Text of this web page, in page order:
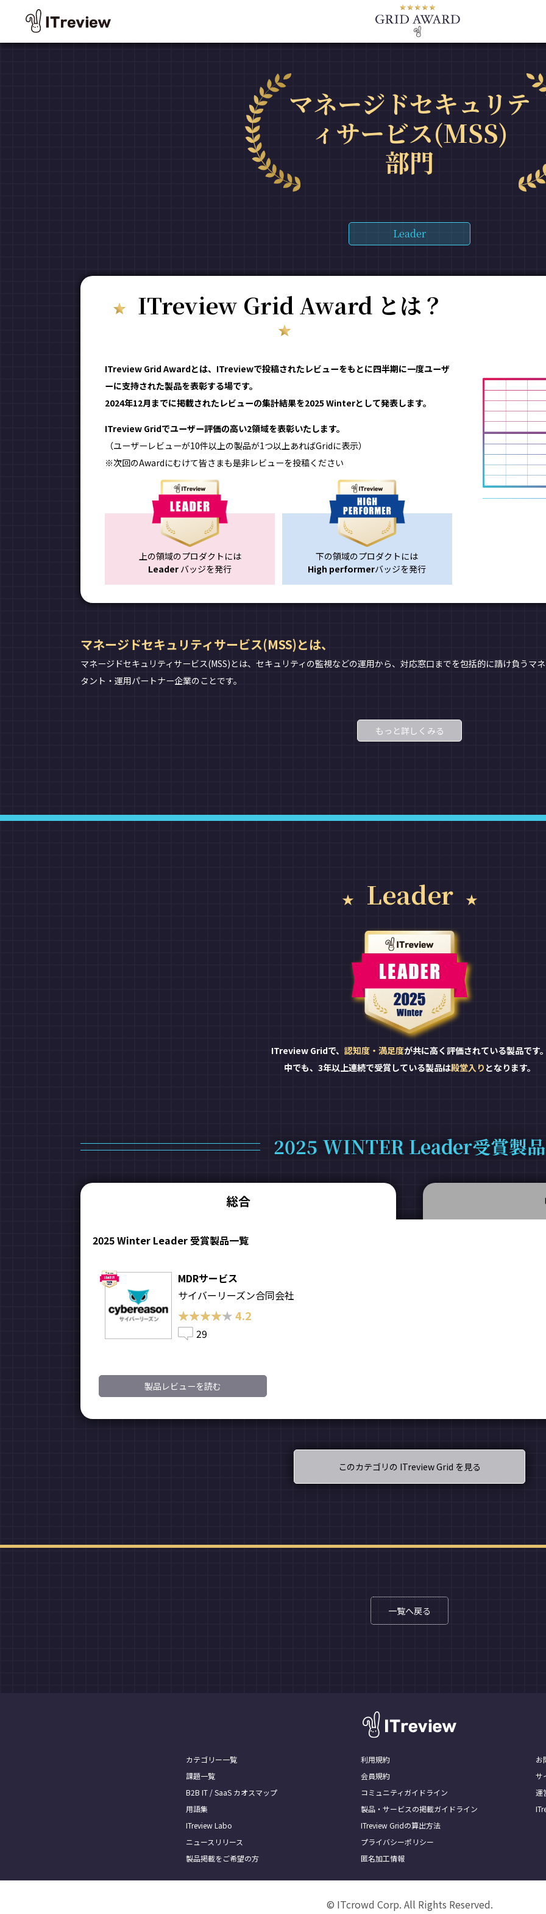
マネージドセキュリテ
ィサービス(MSS)
部門
Leader
ITreview Grid Award とは？
ITreview Grid Awardとは、ITreviewで投稿されたレビューをもとに四半期に一度ユーザ
ーに支持された製品を表彰する場です。
2024年12月までに掲載されたレビューの集計結果を2025 Winterとして発表します。
ITreview Gridでユーザー評価の高い2領域を表彰いたします。
（ユーザーレビューが10件以上の製品が1つ以上あればGridに表示）
※次回のAwardにむけて皆さまも是非レビューを投稿ください
上の領域のプロダクトには
Leader バッジを発行
下の領域のプロダクトには
High performerバッジを発行
マネージドセキュリティサービス(MSS)とは、
マネージドセキュリティサービス(MSS)とは、セキュリティの監視などの運用から、対応窓口までを包括的に請け負うマ
タント・運用パートナー企業のことです。
もっと詳しくみる
Leader
ITreview Gridで、 認知度・満足度が共に高く評価されている製品です
中でも、3年以上連続で受賞している製品は殿堂入り となります。
2025 WINTER Leader受賞製品
総合
2025 Winter Leader 受賞製品一覧
MDRサービス
サイバーリーズン合同会社
★★★★★
★★★★★4.2
29
製品レビューを読む
このカテゴリの ITreview Grid を見る
一覧へ戻る
カテゴリー一覧
課題一覧
B2B IT / SaaS カオスマップ
用語集
ITreview Labo
ニュースリリース
製品掲載をご希望の方
利用規約
会員規約
コミュニティガイドライン
製品・サービスの掲載ガイドライン
ITreview Gridの算出方法
プライバシーポリシー
匿名加工情報
お
サ
運
© ITcrowd Corp. All Rights Reserved.